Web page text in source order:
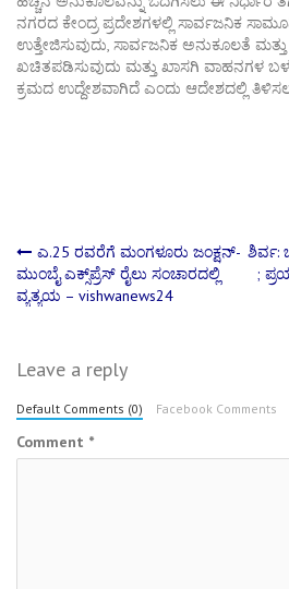
ನಗರದ ಕೇಂದ್ರ ಪ್ರದೇಶಗಳಲ್ಲಿ ಸಾರ್ವಜನಿಕ
ಉತ್ತೇಜಿಸುವುದು, ಸಾರ್ವಜನಿಕ ಅನುಕೂಲತೆ ಮತ್ತು
ಖಚಿತಪಡಿಸುವುದು ಮತ್ತು ಖಾಸಗಿ ವಾಹನಗಳ
ಕ್ರಮದ ಉದ್ದೇಶವಾಗಿದೆ ಎಂದು ಆದೇಶದಲ್ಲಿ
Post
navigation
ಎ.25 ರವರೆಗೆ ಮಂಗಳೂರು ಜಂಕ್ಷನ್-
ಮುಂಬೈ ಎಕ್ಸ್‌ಪ್ರೆಸ್ ರೈಲು ಸಂಚಾರದಲ್ಲಿ
ವ್ಯತ್ಯಯ – vishwanews24
ಶಿರ್ವ:
;
Leave a reply
Default Comments (0) Facebook Comments
Comment *